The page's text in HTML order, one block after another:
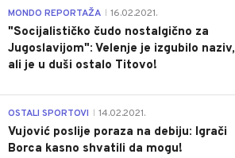
MONDO REPORTAŽA 16.02.2021.
"Socijalističko čudo nostalgično za
Jugoslavijom": Velenje je izgubilo naziv,
ali je u duši ostalo Titovo!
OSTALI SPORTOVI 14.02.2021.
Vujović poslije poraza na debiju: Igrači
Borca kasno shvatili da mogu!